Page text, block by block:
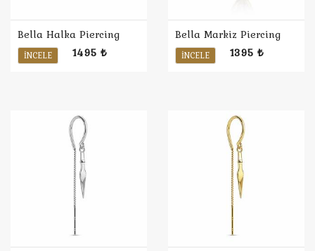
Bella Halka Piercing
İNCELE 1495 ₺
Bella Markiz Piercing
İNCELE 1395 ₺